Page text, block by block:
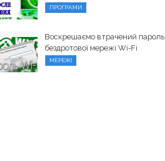
ПРОГРАМИ
Воскрешаємо втрачений пароль
бездротової мережі Wi-Fi
МЕРЕЖІ